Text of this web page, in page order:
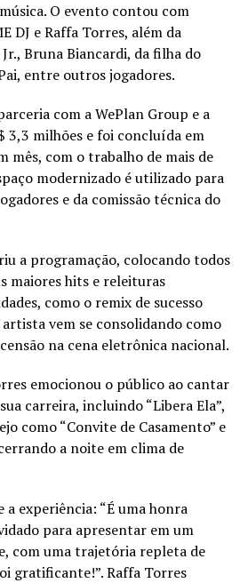
O evento contou com
DJ e Raffa Torres, além da
Bruna Biancardi, da filha do
entre outros jogadores.
com a WePlan Group e a
3,3 milhões e foi concluída em
mês, com o trabalho de mais de
modernizado é utilizado para
e da comissão técnica do
a programação, colocando todos
maiores hits e releituras
como o remix de sucesso
artista vem se consolidando como
na cena eletrônica nacional.
emocionou o público ao cantar
carreira, incluindo “Libera Ela”,
como “Convite de Casamento” e
a noite em clima de
a experiência: “É uma honra
para apresentar em um
com uma trajetória repleta de
gratificante!”. Raffa Torres